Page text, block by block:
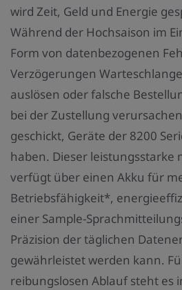
wird Zeit, Geld und Energie
Während der Hochsaison im
Form von datenbezogenen
Verzögerungen
auslösen oder falsche
bei der Zustellung
geschickt, Geräte der 8200
haben. Dieser leistungsstarke
verfügt über einen Akku für
Betriebsfähigkeit*,
einer Sample-
Präzision der täglichen
gewährleistet werden kann.
reibungslosen Ablauf steht es